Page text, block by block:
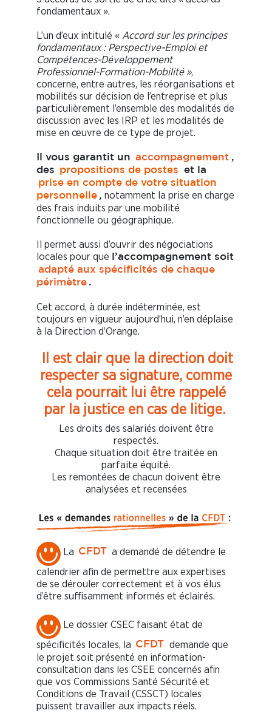
fondamentaux ».
L’un d’eux intitulé « Accord sur les principes
fondamentaux : Perspective-Emploi et
Compétences-Développement
Professionnel-Formation-Mobilité »,
concerne, entre autres, les réorganisations et
mobilités sur décision de l’entreprise et plus
particulièrement l’ensemble des modalités de
discussion avec les IRP et les modalités de
mise en œuvre de ce type de projet.
Il vous garantit un accompagnement ,
des
propositions de postes
et la
prise en compte de votre situation
personnelle , notamment la prise en charge
des frais induits par une mobilité
fonctionnelle ou géographique.
Il permet aussi d’ouvrir des négociations
locales pour que
l’accompagnement soit
adapté aux spécificités de chaque
périmètre .
Cet accord, à durée indéterminée, est
toujours en vigueur aujourd’hui, n’en déplaise
à la Direction d’Orange.
Il est clair que la direction doit
respecter sa signature, comme
cela pourrait lui être rappelé
par la justice en cas de litige.
Les droits des salariés doivent être
respectés.
Chaque situation doit être traitée en
parfaite équité.
Les remontées de chacun doivent être
analysées et recensées
La CFDT
a demandé de détendre le
calendrier afin de permettre aux expertises
de se dérouler correctement et à vos élus
d’être suffisamment informés et éclairés.
Le dossier CSEC faisant état de
spécificités locales, la CFDT
demande que
le projet soit présenté en information-
consultation dans les CSEE concernés afin
que vos Commissions Santé Sécurité et
Conditions de Travail (CSSCT) locales
puissent travailler aux impacts réels.